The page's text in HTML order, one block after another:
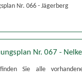
Nr. 066 - Jägerberg
Nr. 067 -
Sie alle